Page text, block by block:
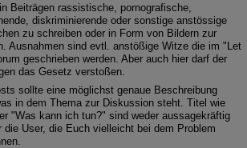
Beiträgen rassistische, pornografische,
diskriminierende oder sonstige anstössige
zu schreiben oder in Form von Bildern zur
Ausnahmen sind evtl. anstößige Witze die im "Let
geschrieben werden. Aber auch hier darf der
das Gesetz verstoßen.
sollte eine möglichst genaue Beschreibung
in dem Thema zur Diskussion steht. Titel wie
"Was kann ich tun?" sind weder aussagekräftig
die User, die Euch vielleicht bei dem Problem